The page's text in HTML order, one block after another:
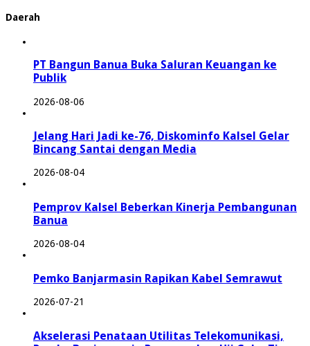
Daerah
PT Bangun Banua Buka Saluran Keuangan ke
Publik
2026-08-06
Jelang Hari Jadi ke-76, Diskominfo Kalsel Gelar
Bincang Santai dengan Media
2026-08-04
Pemprov Kalsel Beberkan Kinerja Pembangunan
Banua
2026-08-04
Pemko Banjarmasin Rapikan Kabel Semrawut
2026-07-21
Akselerasi Penataan Utilitas Telekomunikasi,